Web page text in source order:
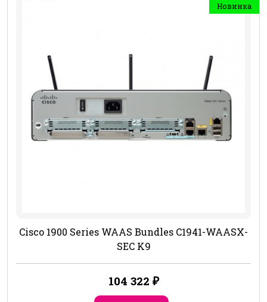
Новинка
Cisco 1900 Series WAAS Bundles C1941-WAASX-
SEC K9
104 322 ₽